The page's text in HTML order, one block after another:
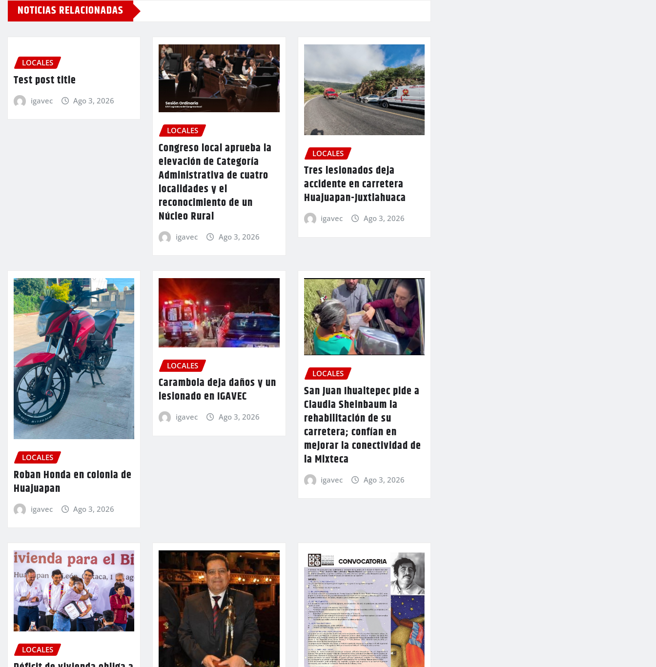
NOTICIAS RELACIONADAS
LOCALES
Test post title
igavec Ago 3, 2026
LOCALES
Congreso local aprueba la
elevación de Categoría
Administrativa de cuatro
localidades y el
reconocimiento de un
Núcleo Rural
igavec Ago 3, 2026
LOCALES
Tres lesionados deja
accidente en carretera
Huajuapan-Juxtlahuaca
igavec Ago 3, 2026
LOCALES
Roban Honda en colonia de
Huajuapan
igavec Ago 3, 2026
LOCALES
Carambola deja daños y un
lesionado en IGAVEC
igavec Ago 3, 2026
LOCALES
San Juan Ihualtepec pide a
Claudia Sheinbaum la
rehabilitación de su
carretera; confían en
mejorar la conectividad de
la Mixteca
igavec Ago 3, 2026
LOCALES